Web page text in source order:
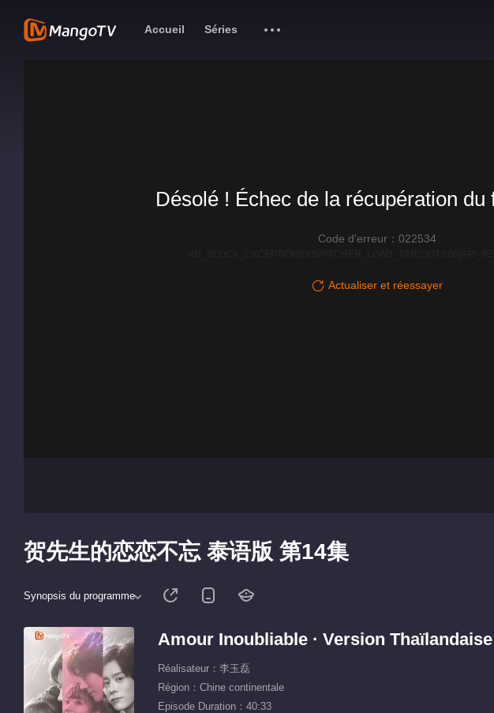
Accueil Séries
Désolé ! Échec de la récupération du
Code d'erreur：022534
Actualiser et réessayer
贺先生的恋恋不忘 泰语版 第14集
Synopsis du programme
Amour Inoubliable · Version Thaïlandaise
Réalisateur：李玉磊
Région：Chine continentale
Episode Duration：40:33